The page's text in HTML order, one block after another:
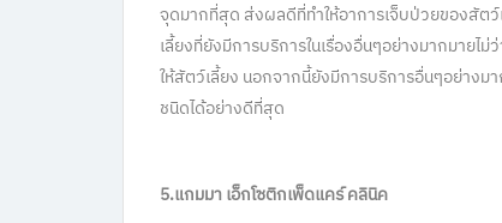
จุดมากที่สุด ส่งผลดีที่ทำให้อาการเจ็บป่วยของสัตว์
เลี้ยงที่ยังมีการบริการในเรื่องอื่นๆอย่างมากมายไ
ให้สัตว์เลี้ยง นอกจากนี้ยังมีการบริการอื่นๆอย่างม
ชนิดได้อย่างดีที่สุด
5.แกมมา เอ็กโซติกเพ็ดแคร์ คลินิค